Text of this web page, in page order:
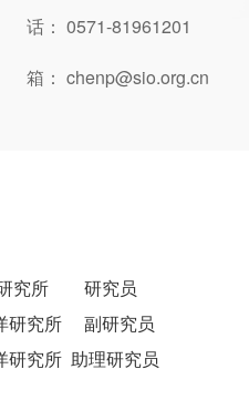
： 0571-81961201
： chenp@sio.org.cn
研究所
研究员
研究所
副研究员
研究所 助理研究员